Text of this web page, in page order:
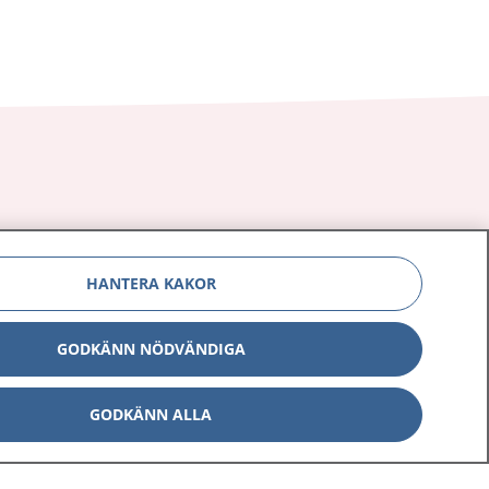
Om 1177
E-tjänster
Kontakt
Digital tillgänglighet
HANTERA KAKOR
GODKÄNN NÖDVÄNDIGA
GODKÄNN ALLA